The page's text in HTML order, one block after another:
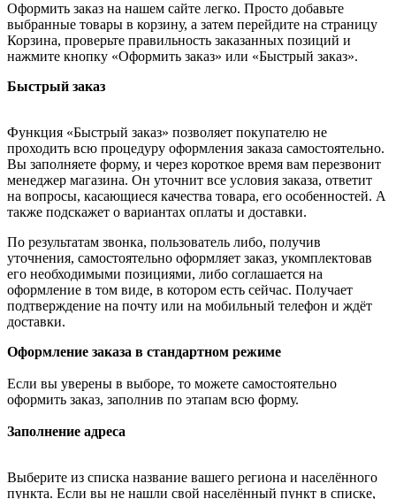
Оформить заказ на нашем сайте легко. Просто добавьте
выбранные товары в корзину, а затем перейдите на страницу
Корзина, проверьте правильность заказанных позиций и
нажмите кнопку «Оформить заказ» или «Быстрый заказ».
Быстрый заказ
Функция «Быстрый заказ» позволяет покупателю не
проходить всю процедуру оформления заказа самостоятельно.
Вы заполняете форму, и через короткое время вам перезвонит
менеджер магазина. Он уточнит все условия заказа, ответит
на вопросы, касающиеся качества товара, его особенностей. А
также подскажет о вариантах оплаты и доставки.
По результатам звонка, пользователь либо, получив
уточнения, самостоятельно оформляет заказ, укомплектовав
его необходимыми позициями, либо соглашается на
оформление в том виде, в котором есть сейчас. Получает
подтверждение на почту или на мобильный телефон и ждёт
доставки.
Оформление заказа в стандартном режиме
Если вы уверены в выборе, то можете самостоятельно
оформить заказ, заполнив по этапам всю форму.
Заполнение адреса
Выберите из списка название вашего региона и населённого
пункта. Если вы не нашли свой населённый пункт в списке,